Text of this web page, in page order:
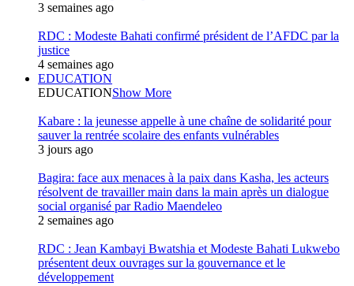
3 semaines ago
RDC : Modeste Bahati confirmé président de l’AFDC par la
justice
4 semaines ago
EDUCATION
EDUCATIONShow More
Kabare : la jeunesse appelle à une chaîne de solidarité pour
sauver la rentrée scolaire des enfants vulnérables
3 jours ago
Bagira: face aux menaces à la paix dans Kasha, les acteurs
résolvent de travailler main dans la main après un dialogue
social organisé par Radio Maendeleo
2 semaines ago
RDC : Jean Kambayi Bwatshia et Modeste Bahati Lukwebo
présentent deux ouvrages sur la gouvernance et le
développement